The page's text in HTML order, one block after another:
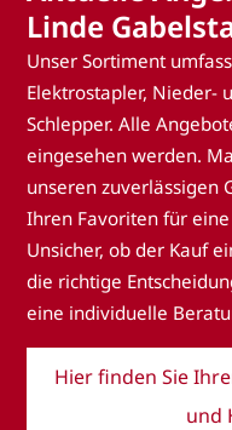
Linde
Unser Sortiment
Elektrostapler, Nieder-
Schlepper. Alle
eingesehen werden.
unseren zuverlässigen
Ihren Favoriten für
Unsicher, ob der Kauf
die richtige
eine individuelle
Hier finden Sie
und